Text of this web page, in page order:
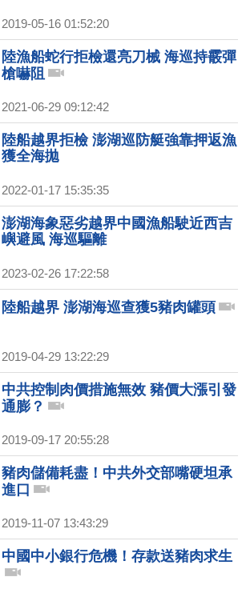
2019-05-16 01:52:20
陸漁船蛇行拒檢還亮刀械 海巡持霰彈
槍嚇阻
2021-06-29 09:12:42
陸船越界拒檢 澎湖巡防艇強靠押返漁
獲全海拋
2022-01-17 15:35:35
澎湖海象惡劣越界中國漁船駛近西吉
嶼避風 海巡驅離
2023-02-26 17:22:58
陸船越界 澎湖海巡查獲5豬肉罐頭
2019-04-29 13:22:29
中共控制肉價措施無效 豬價大漲引發
通膨？
2019-09-17 20:55:28
豬肉儲備耗盡！中共外交部嘴硬坦承
進口
2019-11-07 13:43:29
中國中小銀行危機！存款送豬肉求生